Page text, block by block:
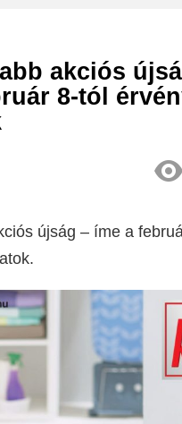
akciós
8-tól
újság – íme a